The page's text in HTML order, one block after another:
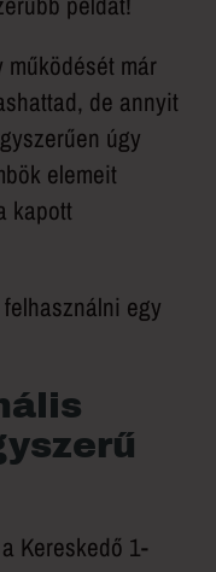
működését már
de annyit
úgy
elemeit
kapott
egy
Kereskedő 1-